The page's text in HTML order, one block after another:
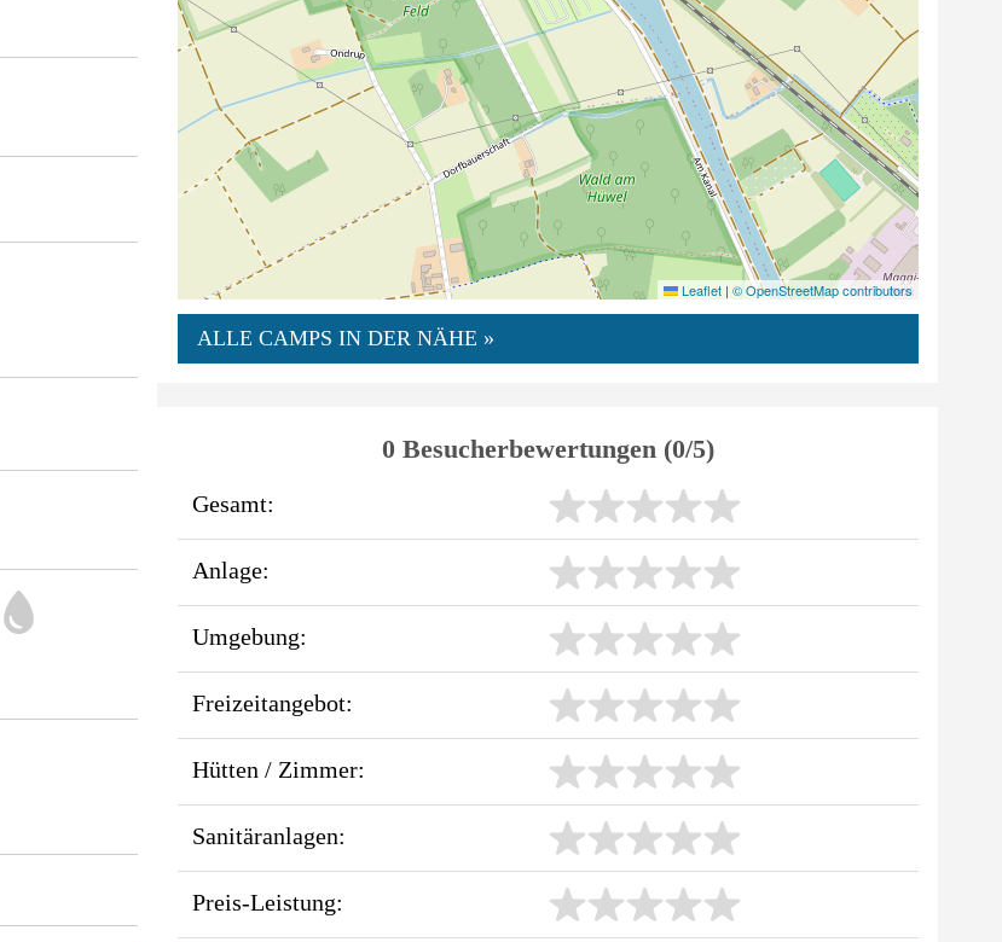
Leaflet | © OpenStreetMap contributors
ALLE CAMPS IN DER NÄHE »
0 Besucherbewertungen (0/5)
Gesamt:
Anlage:
Umgebung:
Freizeitangebot:
Hütten / Zimmer:
Sanitäranlagen:
Preis-Leistung: